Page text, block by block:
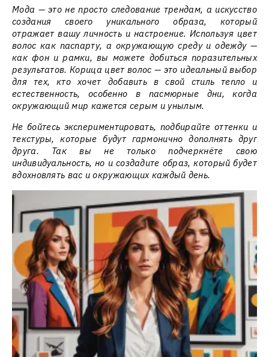
Мода — это не просто следование трендам, а искусство
создания своего уникального образа, который
отражает вашу личность и настроение. Используя цвет
волос как паспарту, а окружающую среду и одежду —
как фон и рамки, вы можете добиться поразительных
результатов. Корица цвет волос — это идеальный выбор
для тех, кто хочет добавить в свой стиль тепло и
естественность, особенно в пасмюрные дни, когда
окружающий мир кажется серым и унылым.
Не бойтесь экспериментировать, подбирайте оттенки и
текстуры, которые будут гармонично дополнять друг
друга. Так вы не только подчеркнёте свою
индивидуальность, но и создадите образ, который будет
вдохновлять вас и окружающих каждый день.